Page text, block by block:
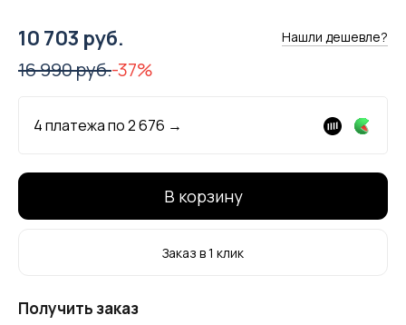
10 703 руб. Нашли дешевле?
16 990 руб.-37%
4 платежа по2 676 →
В корзину
Заказ в 1 клик
Получить заказ